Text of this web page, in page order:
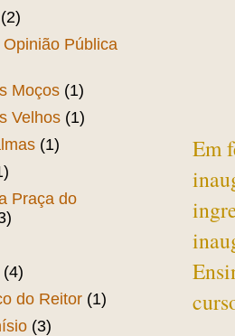
Em
(2)
Pública
Moços (1)
Velhos (1)
(1)
Praça do
(4)
do Reitor (1)
(3)